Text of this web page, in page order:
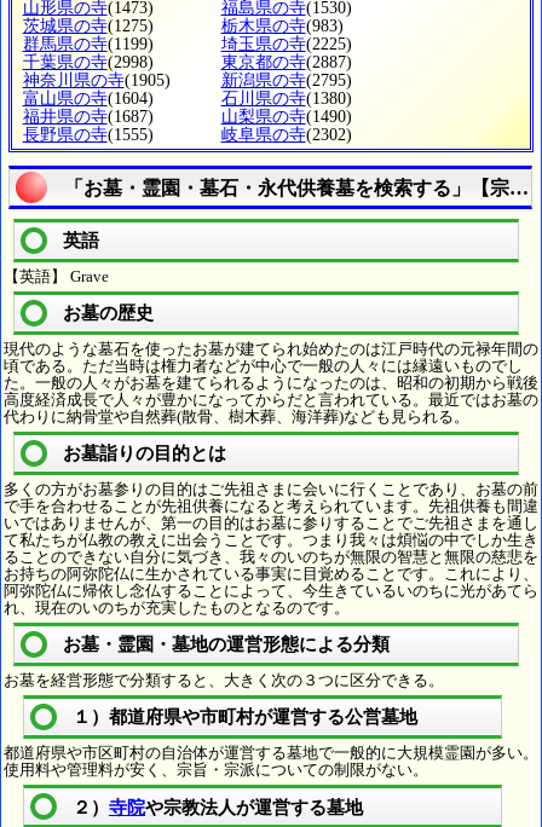
山形県の寺(1473) 福島県の寺(1530)
茨城県の寺(1275) 栃木県の寺(983)
群馬県の寺(1199) 埼玉県の寺(2225)
千葉県の寺(2998) 東京都の寺(2887)
神奈川県の寺(1905) 新潟県の寺(2795)
富山県の寺(1604) 石川県の寺(1380)
福井県の寺(1687) 山梨県の寺(1490)
長野県の寺(1555) 岐阜県の寺(2302)
「お墓・霊園・墓石・永代供養墓を検索する」【宗教
英語
【英語】 Grave
お墓の歴史
現代のような墓石を使ったお墓が建てられ始めたのは江戸時代の元禄年間の
頃である。ただ当時は権力者などが中心で一般の人々には縁遠いものでし
た。一般の人々がお墓を建てられるようになったのは、昭和の初期から戦後
高度経済成長で人々が豊かになってからだと言われている。最近ではお墓の
代わりに納骨堂や自然葬(散骨、樹木葬、海洋葬)なども見られる。
お墓詣りの目的とは
多くの方がお墓参りの目的はご先祖さまに会いに行くことであり、お墓の前
で手を合わせることが先祖供養になると考えられています。先祖供養も間違
いではありませんが、第一の目的はお墓に参りすることでご先祖さまを通し
て私たちが仏教の教えに出会うことです。つまり我々は煩悩の中でしか生き
ることのできない自分に気づき、我々のいのちが無限の智慧と無限の慈悲を
お持ちの阿弥陀仏に生かされている事実に目覚めることです。これにより、
阿弥陀仏に帰依し念仏することによって、今生きているいのちに光があてら
れ、現在のいのちが充実したものとなるのです。
お墓・霊園・墓地の運営形態による分類
お墓を経営形態で分類すると、大きく次の３つに区分できる。
１）都道府県や市町村が運営する公営墓地
都道府県や市区町村の自治体が運営する墓地で一般的に大規模霊園が多い。
使用料や管理料が安く、宗旨・宗派についての制限がない。
２） 寺院や宗教法人が運営する墓地